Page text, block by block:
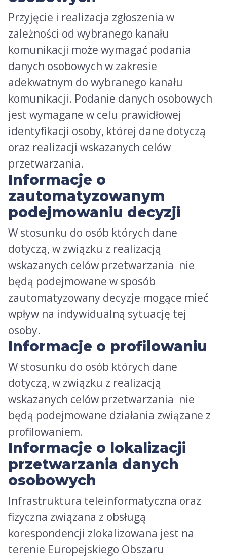
Przyjęcie i realizacja zgłoszenia w
zależności od wybranego kanału
komunikacji może wymagać podania
danych osobowych w zakresie
adekwatnym do wybranego kanału
komunikacji. Podanie danych osobowych
jest wymagane w celu prawidłowej
identyfikacji osoby, której dane dotyczą
oraz realizacji wskazanych celów
przetwarzania.
Informacje o
zautomatyzowanym
podejmowaniu decyzji
W stosunku do osób których dane
dotyczą, w związku z realizacją
wskazanych celów przetwarzania nie
będą podejmowane w sposób
zautomatyzowany decyzje mogące mieć
wpływ na indywidualną sytuację tej
osoby.
Informacje o profilowaniu
W stosunku do osób których dane
dotyczą, w związku z realizacją
wskazanych celów przetwarzania nie
będą podejmowane działania związane z
profilowaniem.
Informacje o lokalizacji
przetwarzania danych
osobowych
Infrastruktura teleinformatyczna oraz
fizyczna związana z obsługą
korespondencji zlokalizowana jest na
terenie Europejskiego Obszaru